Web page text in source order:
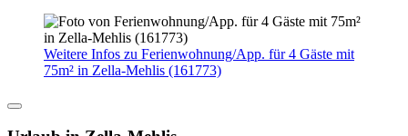
Weitere Infos zu Ferienwohnung/App. für 4 Gäste mit
75m² in Zella-Mehlis (161773)